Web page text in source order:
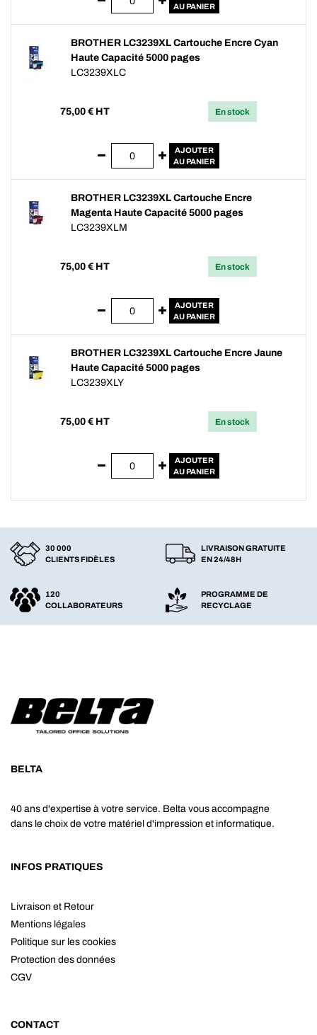
AU PANIER
BROTHER LC3239XL Cartouche Encre Cyan
Haute Capacité 5000 pages
LC3239XLC
75,00 € HT En stock
AJOUTER
AU PANIER
BROTHER LC3239XL Cartouche Encre
Magenta Haute Capacité 5000 pages
LC3239XLM
75,00 € HT En stock
AJOUTER
AU PANIER
BROTHER LC3239XL Cartouche Encre Jaune
Haute Capacité 5000 pages
LC3239XLY
75,00 € HT En stock
AJOUTER
AU PANIER
30 000
CLIENTS FIDÈLES
LIVRAISON GRATUITE
EN 24/48H
120
COLLABORATEURS
PROGRAMME DE
RECYCLAGE
BELTA
40 ans d'expertise à votre service. Belta vous accompagne
dans le choix de votre matériel d'impression et informatique.
INFOS PRATIQUES
Livraison et Retour
Mentions légales
Politique sur les cookies
Protection des données
CGV
CONTACT